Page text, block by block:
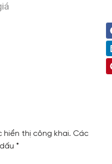
hiển thị công khai. Các
*